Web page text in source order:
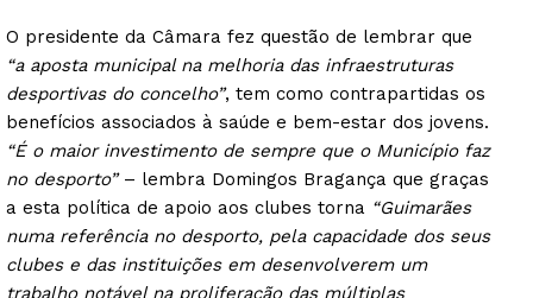
O presidente da Câmara fez questão de lembrar que
“a aposta municipal na melhoria das infraestruturas
desportivas do concelho”, tem como contrapartidas os
benefícios associados à saúde e bem-estar dos jovens.
“É o maior investimento de sempre que o Município faz
no desporto”– lembra Domingos Bragança que graças
a esta política de apoio aos clubes torna “Guimarães
numa referência no desporto, pela capacidade dos seus
clubes e das instituições em desenvolverem um
trabalho notável na proliferação das múltiplas